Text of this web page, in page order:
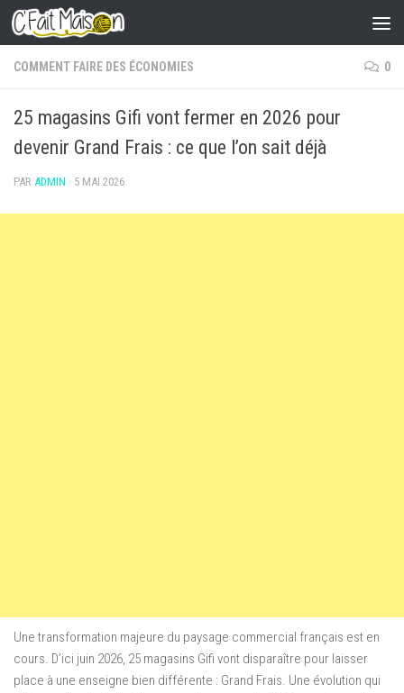
Skip to content
COMMENT FAIRE DES ÉCONOMIES 0
25 magasins Gifi vont fermer en 2026 pour
devenir Grand Frais : ce que l’on sait déjà
PAR ADMIN · 5 MAI 2026
Une transformation majeure du paysage commercial français est en
cours. D’ici juin 2026, 25 magasins Gifi vont disparaître pour laisser
place à une enseigne bien différente : Grand Frais. Une évolution qui